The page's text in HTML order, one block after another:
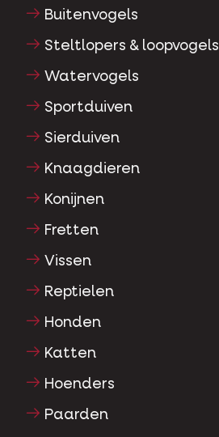
Buitenvogels
Steltlopers & loopvogels
Watervogels
Sportduiven
Sierduiven
Knaagdieren
Konijnen
Fretten
Vissen
Reptielen
Honden
Katten
Hoenders
Paarden